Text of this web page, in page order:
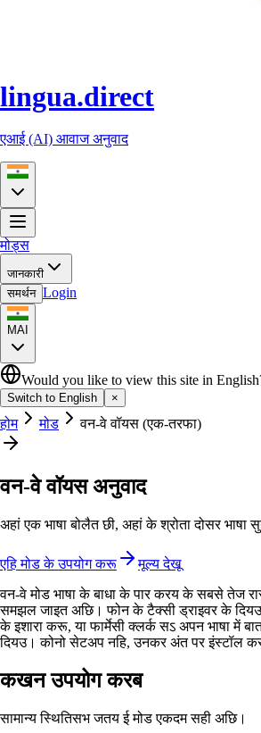
lingua.direct
एआई (AI) आवाज अनुवाद
मोड्स
जानकारी
समर्थन Login
MAI
Would you like to view this site in
Switch to English ×
होम मोड वन-वे वॉयस (एक-तरफा)
वन-वे वॉयस अनुवाद
अहां एक भाषा बोलैत छी, अहां के श्रोता दोसर भाषा
एहि मोड के उपयोग करू
मूल्य देखू
वन-वे मोड भाषा के बाधा के पार करय के सबसे तेज
समझल जाइत अछि। फोन के टैक्सी ड्राइवर के
के इशारा करू, या फार्मेसी क्लर्क सऽ अपन भाषा में
दियउ। कोनो सेटअप नहि, उनकर अंत पर इंस्टॉल
कखन उपयोग करब
सामान्य स्थितिसभ जतय ई मोड एकदम सही अछि।